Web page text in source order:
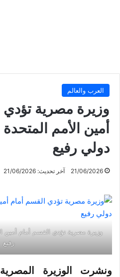
العرب والعالم
وزيرة مصرية تؤدي
أمين الأمم
دولي رفيع
21/06/2026 آخر تحديث: 21/06/2026
وزيرة مصرية تؤدي القسم أمام أمين
رفيع
ونشرت الوزيرة